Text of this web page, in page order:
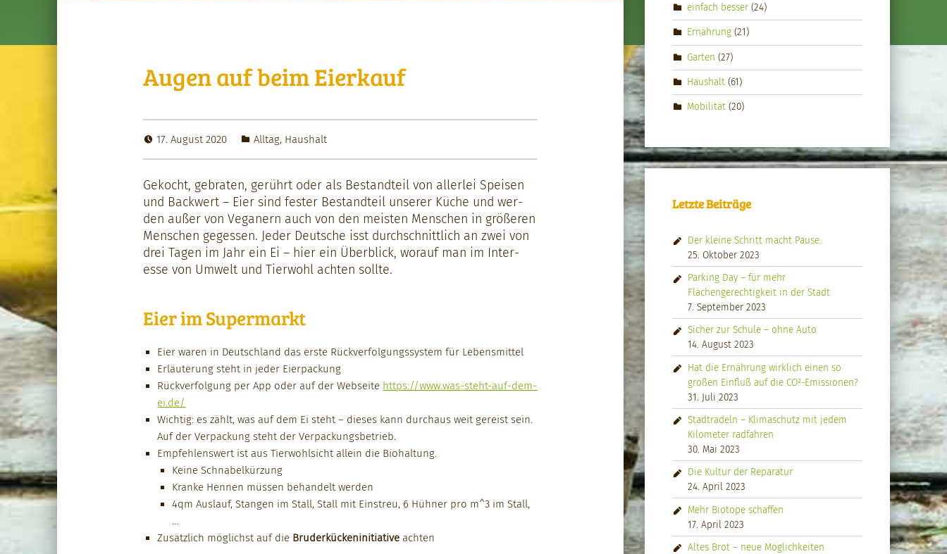
Augen auf beim Eierkauf
17. August 2020 Alltag, Haushalt
Gekocht, gebrat­en, gerührt oder als Bestandteil von aller­lei Speisen
und Back­w­ert – Eier sind fes­ter Bestandteil unser­er Küche und wer­
den außer von Veg­an­ern auch von den meis­ten Men­schen in größeren
Men­schen gegessen. Jed­er Deutsche isst durch­schnit­tlich an zwei von
drei Tagen im Jahr ein Ei – hier ein Überblick, worauf man im Inter­
esse von Umwelt und Tier­wohl acht­en sollte.
Eier im Supermarkt
Eier waren in Deutsch­land das erste Rück­ver­fol­gungssys­tem für Lebens­mit­tel
Erläuterung ste­ht in jed­er Eier­pack­ung
Rück­ver­fol­gung per App oder auf der Web­seite https://www.was-steht-auf-dem-
ei.de/
Wichtig: es zählt, was auf dem Ei ste­ht – dieses kann dur­chaus weit gereist sein.
Auf der Ver­pack­ung ste­ht der Ver­pack­ungs­be­trieb.
Empfehlenswert ist aus Tier­wohlsicht allein die Bio­hal­tung.
Keine Schn­abelkürzung
Kranke Hen­nen müssen behan­delt wer­den
4qm Aus­lauf, Stan­gen im Stall, Stall mit Ein­streu, 6 Hüh­n­er pro m^3 im Stall,
…
Zusät­zlich möglichst auf die Brud­erkück­enini­tia­tive acht­en
einfach besser(24)
Ernährung(21)
Garten (27)
Haushalt(61)
Mobilität(20)
Letzte Beiträge
Der kleine Schritt macht Pause.
25. Oktober 2023
Parking Day – für mehr
Flächengerechtigkeit in der Stadt
7. September 2023
Sicher zur Schule – ohne Auto
14. August 2023
Hat die Ernährung wirklich einen so
großen Einfluß auf die CO²-Emissionen?
31. Juli 2023
Stadtradeln – Klimaschutz mit jedem
Kilometer radfahren
30. Mai 2023
Die Kultur der Reparatur
24. April 2023
Mehr Biotope schaffen
17. April 2023
Altes Brot – neue Möglichkeiten